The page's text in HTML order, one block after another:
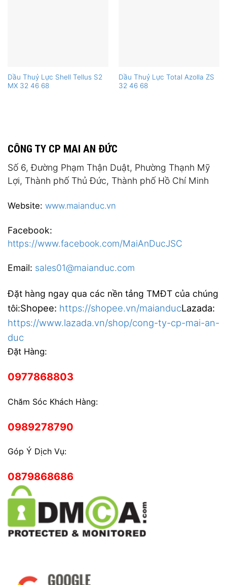
Dầu Thuỷ Lực Shell Tellus S2
MX 32 46 68
Dầu Thuỷ Lực Total Azolla ZS
32 46 68
CÔNG TY CP MAI AN ĐỨC
Số 6, Đường Phạm Thận Duật, Phường Thạnh Mỹ
Lợi, Thành phố Thủ Đức, Thành phố Hồ Chí Minh
Website: www.maianduc.vn
Facebook:
https://www.facebook.com/MaiAnDucJSC
Email: sales01@maianduc.com
Đặt hàng ngay qua các nền tảng TMĐT của chúng
tôi:Shopee: https://shopee.vn/maianducLazada:
https://www.lazada.vn/shop/cong-ty-cp-mai-an-
duc
Đặt Hàng:
0977868803
Chăm Sóc Khách Hàng:
0989278790
Góp Ý Dịch Vụ:
0879868686